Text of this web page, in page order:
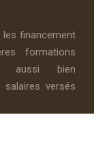
financement
formations
aussi bien
salaires versés